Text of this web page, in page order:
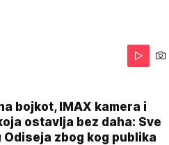
bojkot, IMAX kamera i
ostavlja bez daha: Sve
Odiseja zbog kog publika